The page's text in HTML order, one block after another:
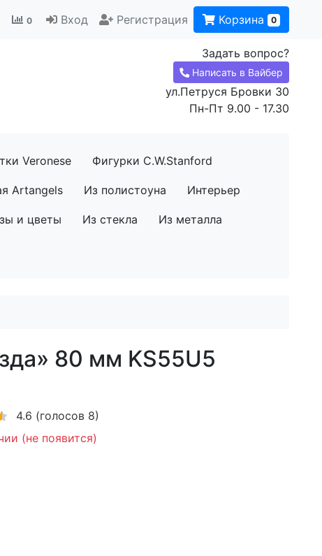
0 Вход Регистрация Корзина 0
Задать вопрос?
Написать в Вайбер
ул.Петруся Бровки 30
Пн-Пт 9.00 - 17.30
Veronese Фигурки C.W.Stanford
Artangels Из полистоуна Интерьер
и цветы Из стекла Из металла
80 мм KS55U5
4.6 (голосов 8)
(не появится)